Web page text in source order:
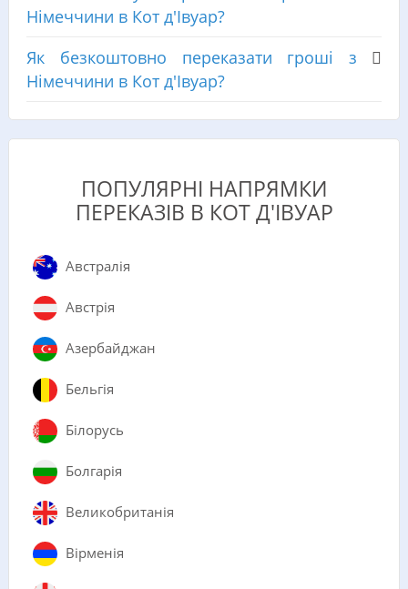
Німеччини в Кот д'Івуар?
Як безкоштовно переказати гроші з
Німеччини в Кот д'Івуар?
ПОПУЛЯРНІ НАПРЯМКИ
ПЕРЕКАЗІВ В КОТ Д'ІВУАР
Австралія
Австрія
Азербайджан
Бельгія
Білорусь
Болгарія
Великобританія
Вірменія